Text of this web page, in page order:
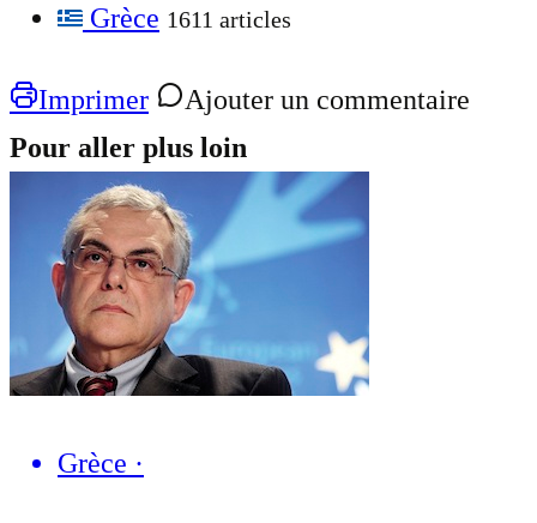
Grèce 1611 articles
Imprimer
Ajouter un commentaire
Pour aller plus loin
Grèce ·